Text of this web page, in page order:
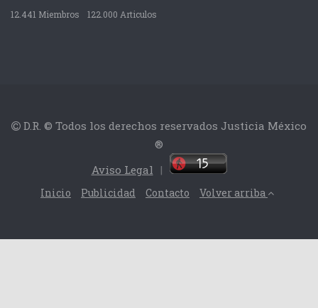
12.441 Miembros 122.000 Articulos
D.R. © Todos los derechos reservados Justicia México
®
Aviso Legal |
Inicio Publicidad Contacto Volver arriba